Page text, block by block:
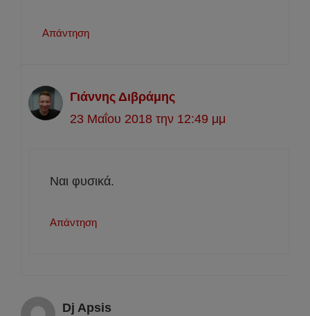
Απάντηση
Γιάννης Διβράμης
23 Μαΐου 2018 την 12:49 μμ
Ναι φυσικά.
Απάντηση
Dj Apsis